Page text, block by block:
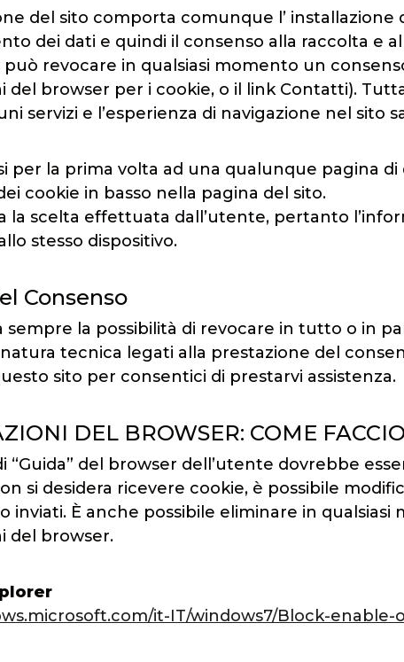
del sito comporta comunque l’ installazione
dei dati e quindi il consenso alla raccolta e
può revocare in qualsiasi momento un
del browser per i cookie, o il link Contatti).
servizi e l’esperienza di navigazione nel sito
per la prima volta ad una qualunque pagina
cookie in basso nella pagina del sito.
la scelta effettuata dall’utente, pertanto
stesso dispositivo.
Consenso
sempre la possibilità di revocare in tutto o in
tecnica legati alla prestazione del
sito per consentici di prestarvi assistenza.
DEL BROWSER: COME
“Guida” del browser dell’utente dovrebbe
si desidera ricevere cookie, è possibile
inviati. È anche possibile eliminare in
del browser.
it-IT/windows7/Block-enable-